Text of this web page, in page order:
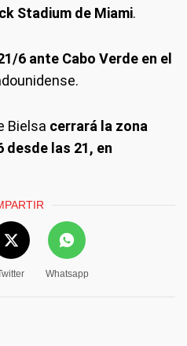
Stadium de Miami.
6 ante Cabo Verde en el
Bielsa cerrará la zona
desde las 21, en
Whatsapp